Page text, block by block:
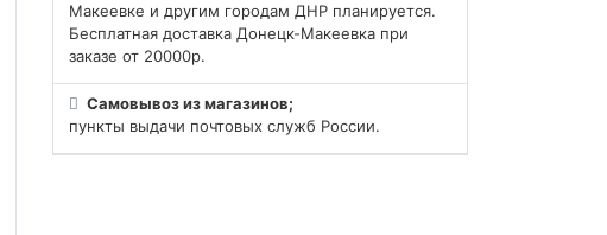
Макеевке и другим городам ДНР планируется.
Бесплатная доставка Донецк-Макеевка при
заказе от 20000р.
Самовывоз из магазинов;
пункты выдачи почтовых служб России.